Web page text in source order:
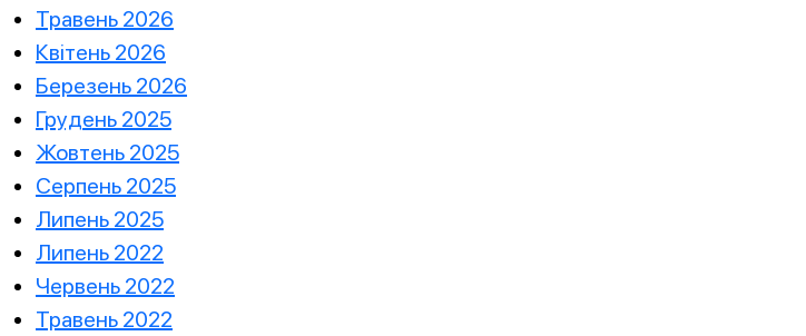
Травень 2026
Квітень 2026
Березень 2026
Грудень 2025
Жовтень 2025
Серпень 2025
Липень 2025
Липень 2022
Червень 2022
Травень 2022